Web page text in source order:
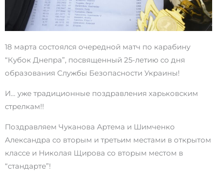
18 марта состоялся очередной матч по карабину
“Кубок Днепра”, посвященный 25-летию со дня
образования Службы Безопасности Украины!
И… уже традиционные поздравления харьковским
стрелкам!!
Поздравляем Чуканова Артема и Шимченко
Александра со вторым и третьим местами в открытом
классе и Николая Щирова со вторым местом в
“стандарте”!